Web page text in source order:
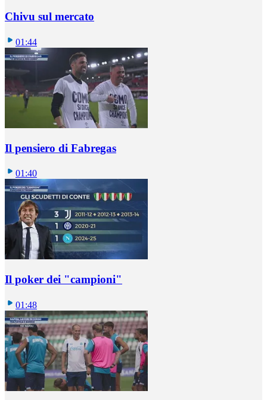
Chivu sul mercato
01:44
Il pensiero di Fabregas
01:40
Il poker dei "campioni"
01:48